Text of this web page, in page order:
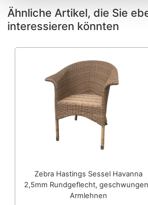
Ähnliche Artikel, die Sie
interessieren könnten
Zebra Hastings Sessel Havanna
2,5mm Rundgeflecht,
Armlehnen